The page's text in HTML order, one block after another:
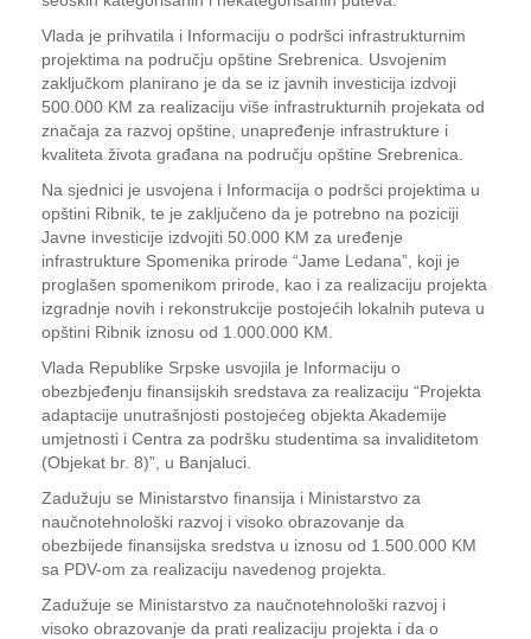
Vlada je prihvatila i Informaciju o podršci infrastrukturnim
projektima na području opštine Srebrenica. Usvojenim
zaključkom planirano je da se iz javnih investicija izdvoji
500.000 KM za realizaciju više infrastrukturnih projekata od
značaja za razvoj opštine, unapređenje infrastrukture i
kvaliteta života građana na području opštine Srebrenica.
Na sjednici je usvojena i Informacija o podršci projektima u
opštini Ribnik, te je zaključeno da je potrebno na poziciji
Javne investicije izdvojiti 50.000 KM za uređenje
infrastrukture Spomenika prirode “Jame Ledana”, koji je
proglašen spomenikom prirode, kao i za realizaciju projekta
izgradnje novih i rekonstrukcije postojećih lokalnih puteva u
opštini Ribnik iznosu od 1.000.000 KM.
Vlada Republike Srpske usvojila je Informaciju o
obezbjeđenju finansijskih sredstava za realizaciju “Projekta
adaptacije unutrašnjosti postojećeg objekta Akademije
umjetnosti i Centra za podršku studentima sa invaliditetom
(Objekat br. 8)”, u Banjaluci.
Zadužuju se Ministarstvo finansija i Ministarstvo za
naučnotehnološki razvoj i visoko obrazovanje da
obezbijede finansijska sredstva u iznosu od 1.500.000 KM
sa PDV-om za realizaciju navedenog projekta.
Zadužuje se Ministarstvo za naučnotehnološki razvoj i
visoko obrazovanje da prati realizaciju projekta i da o